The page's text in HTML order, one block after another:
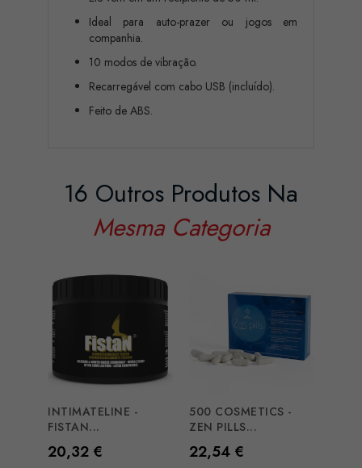
Ideal para auto-prazer ou jogos em
companhia.
10 modos de vibração.
Recarregável com cabo USB (incluído).
Feito de ABS.
16 Outros Produtos Na
Mesma Categoria
INTIMATELINE -
FISTAN...
Preço
20,32 €
500 COSMETICS -
ZEN PILLS...
Preço
22,54 €